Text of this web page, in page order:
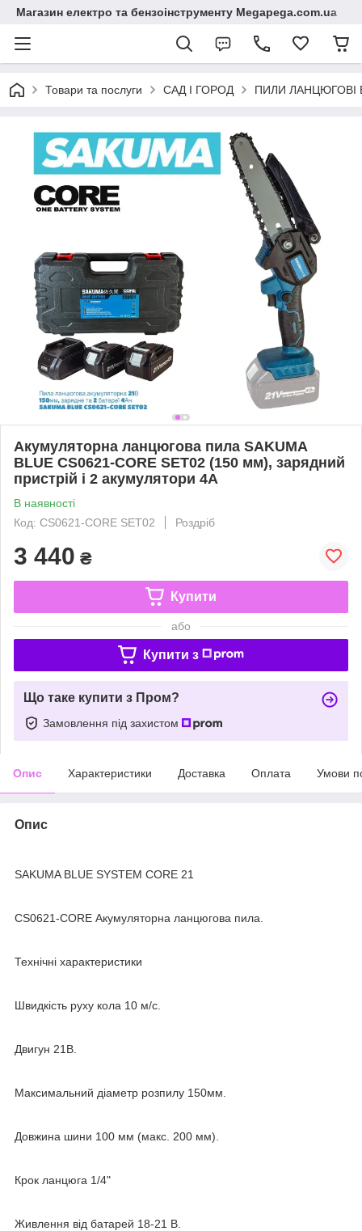
Магазин електро та бензоінструменту Megapega.com.ua
Товари та послуги САД І ГОРОД ПИЛИ ЛАНЦЮГОВІ
Акумуляторна ланцюгова пила SAKUMA
BLUE CS0621-CORE SET02 (150 мм), зарядний
пристрій і 2 акумулятори 4А
В наявності
Код: CS0621-CORE SET02
Роздріб
3 440 ₴
Купити
або
Купити з
Що таке купити з Пром?
Замовлення під захистом
Опис Характеристики Доставка Оплата Умови
Опис
SAKUMA BLUE SYSTEM CORE 21
CS0621-CORE Акумуляторна ланцюгова пила.
Технічні характеристики
Швидкість руху кола 10 м/с.
Двигун 21В.
Максимальний діаметр розпилу 150мм.
Довжина шини 100 мм (макс. 200 мм).
Крок ланцюга 1/4"
Живлення від батарей 18-21 В.